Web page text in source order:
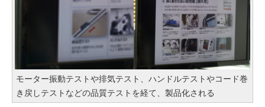
モーター振動テストや排気テスト、ハンドルテストやコード巻
き戻しテストなどの品質テストを経て、製品化される